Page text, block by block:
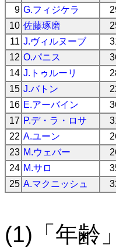
9 G.フィジケラ
10 佐藤琢磨
11 J.ヴィルヌーブ
12 O.パニス
14 J.トゥルーリ
15 J.バトン
16 E.アーバイン
17 P.デ・ラ・ロサ
22 A.ユーン
23 M.ウェバー
24 M.サロ
25 A.マクニッシュ
(1)「年齢